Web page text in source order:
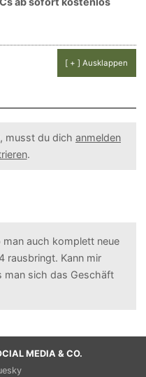
[ + ] Ausklappen
musst du dich anmelden
.
man auch komplett neue
rausbringt. Kann mir
man sich das Geschäft
MEDIA & CO.